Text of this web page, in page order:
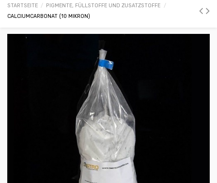
STARTSEITE
PIGMENTE, FÜLLSTOFFE UND ZUSATZSTOFFE
CALCIUMCARBONAT (10 MIKRON)